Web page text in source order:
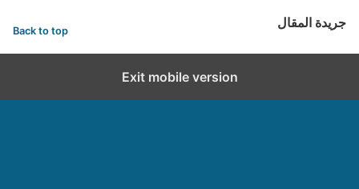
جريدة المقال Back to top
Exit mobile version